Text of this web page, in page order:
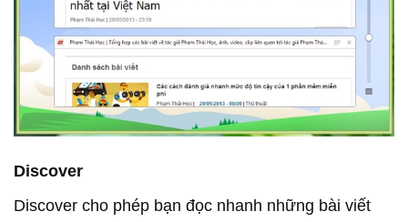
Discover
Discover cho phép bạn đọc nhanh những bài viết